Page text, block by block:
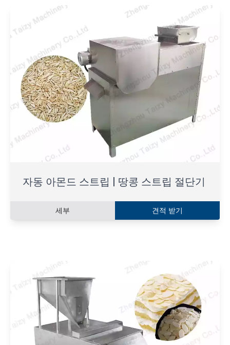
자동 아몬드 스트립 | 땅콩 스트립 절단기
세부 견적 받기